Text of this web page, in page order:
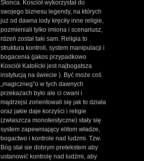
Słonca. Kosciół wykorzystał do
swojego biznesu legendy, na których
już od dawna lody kręciły inne religie,
pozmieniali tylko imiona i scenariusz,
rdzeń został taki sam. Religia to
struktura kontroli, system manipulacji i
bogacenia (jakos przypadkowo
Kosciół Katolicki jest najbogatsza
instytucją na świecie ). Być może coś
„magiczneg”o w tych dawnych
przekazach było ale ci cwani i
mądrzejsi zorientowali się jak to działa
oraz jakie daje korzyści i religie
(zwłaszcza monoteistyczne) stały się
system zapewniający elitom władze,
bogactwo i kontrole nad ludzmi. Tzw.
Bóg stał sie dobrym pretekstem aby
ustanowić kontrolę nad ludźmi, aby